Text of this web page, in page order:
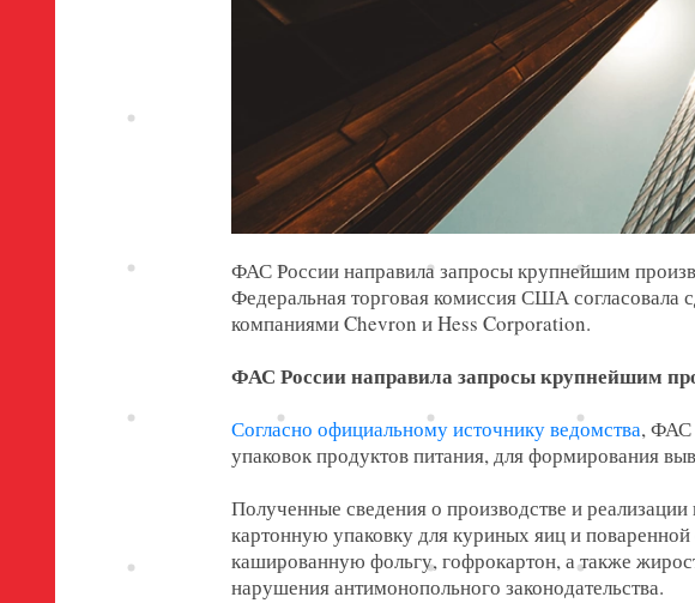
ФАС России направила запросы крупнейшим
Федеральная торговая комиссия США согласовала
компаниями Chevron и Hess Corporation.
ФАС России направила запросы крупнейшим
Согласно официальному источнику ведомства, ФАС
упаковок продуктов питания, для формирования
Полученные сведения о производстве и
картонную упаковку для куриных яиц и
кашированную фольгу, гофрокартон, а также
нарушения антимонопольного законодательства.